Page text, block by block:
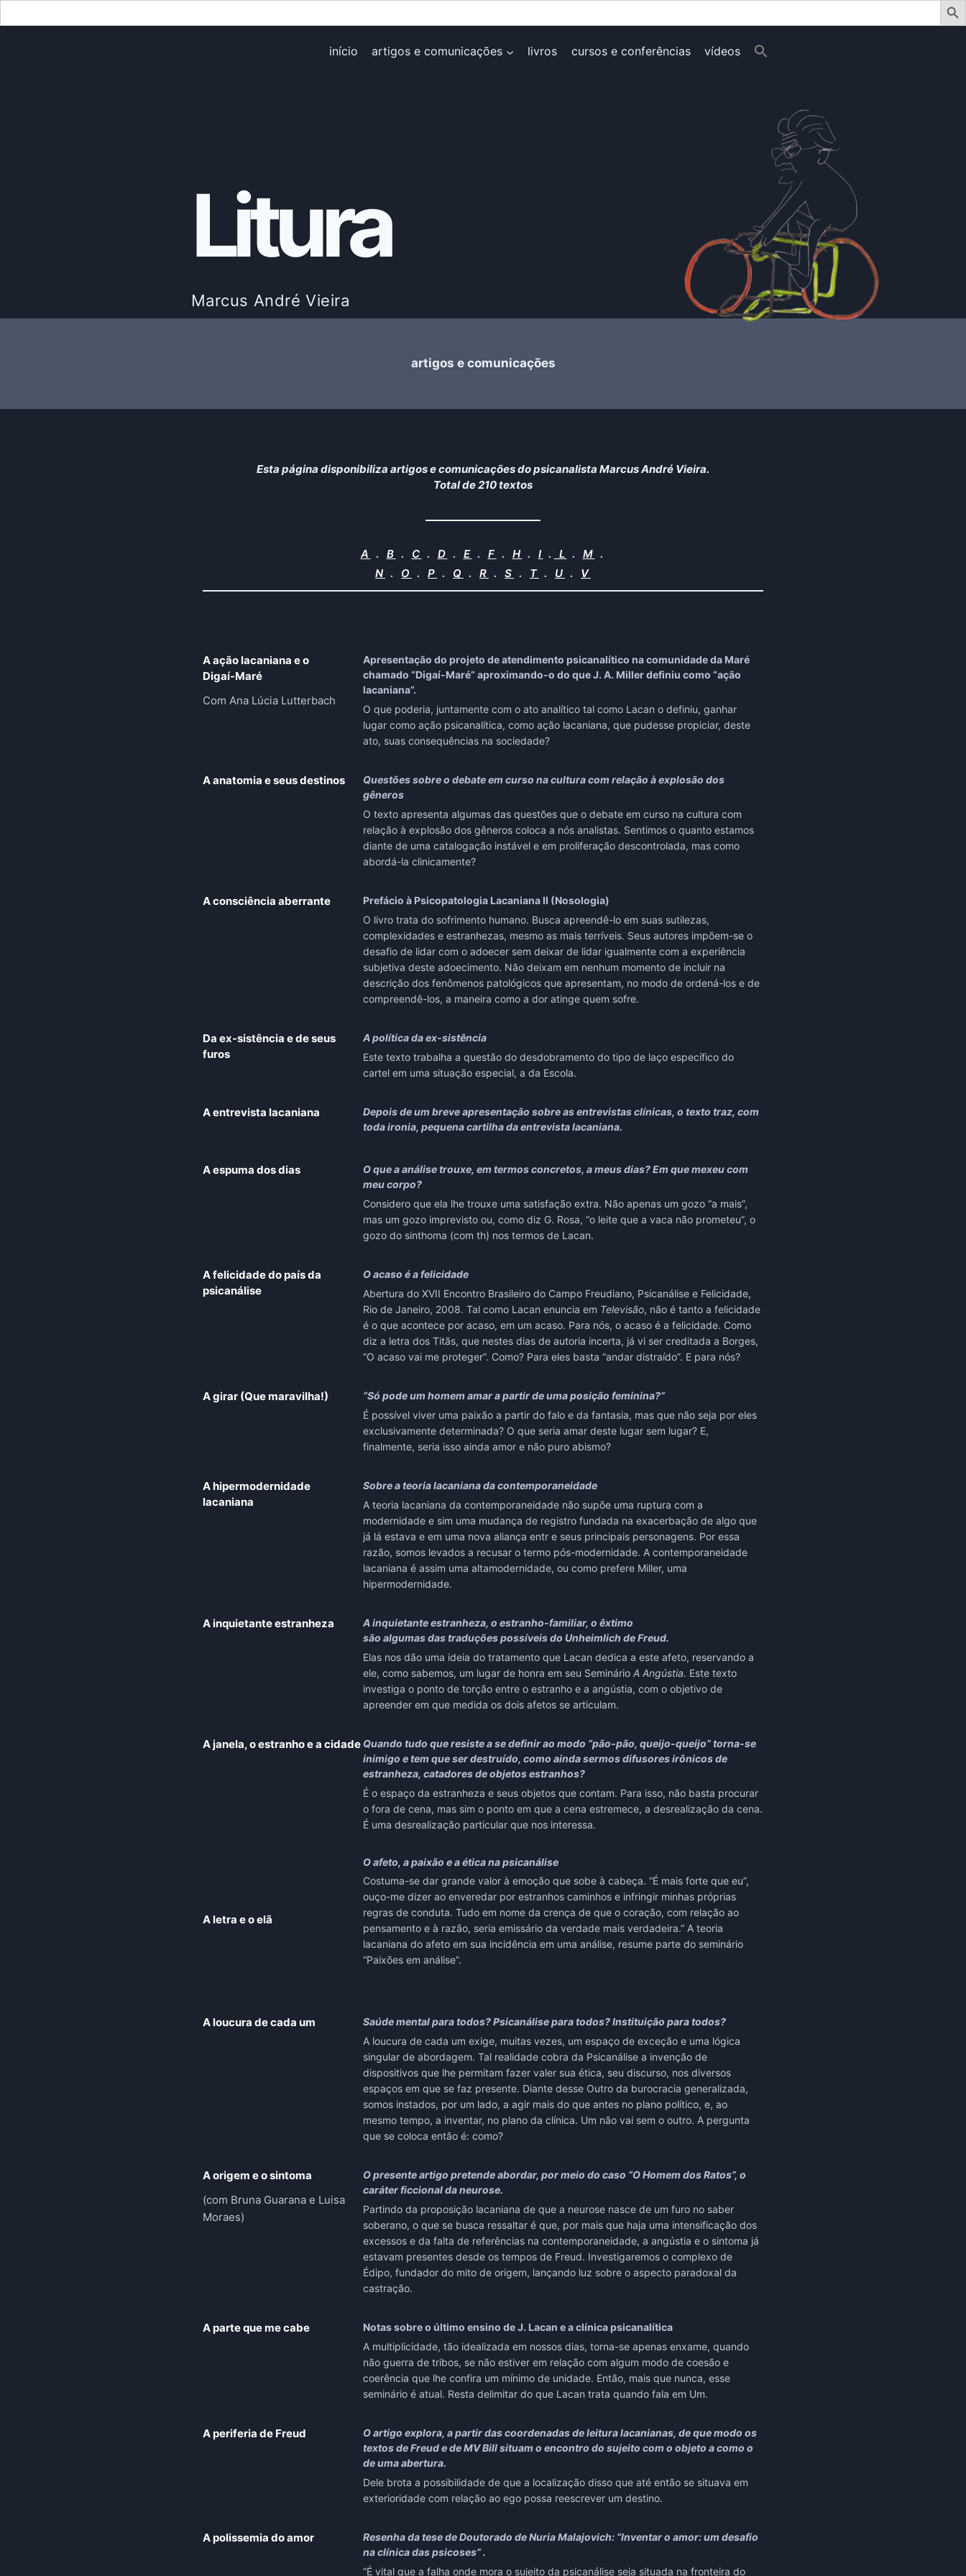
Search
início artigos e comunicações livros cursos e conferências vídeos
Litura
Marcus André Vieira
artigos e comunicações
Esta página disponibiliza artigos e comunicações do psicanalista Marcus André Vieira.
Total de 210 textos
A . B . C . D . E . F . H . I . L . M .
N . O . P . Q . R . S . T . U . V
A ação lacaniana e o
Digaí-Maré
Com Ana Lúcia Lutterbach
Apresentação do projeto de atendimento psicanalítico na comunidade da Maré
chamado “Digaí-Maré” aproximando-o do que J. A. Miller definiu como “ação
lacaniana”.
O que poderia, juntamente com o ato analítico tal como Lacan o definiu, ganhar
lugar como ação psicanalítica, como ação lacaniana, que pudesse propiciar, deste
ato, suas consequências na sociedade?
A anatomia e seus destinos
Questões sobre o debate em curso na cultura com relação à explosão dos
gêneros
O texto apresenta algumas das questões que o debate em curso na cultura com
relação à explosão dos gêneros coloca a nós analistas. Sentimos o quanto estamos
diante de uma catalogação instável e em proliferação descontrolada, mas como
abordá-la clinicamente?
A consciência aberrante
Prefácio à Psicopatologia Lacaniana II (Nosologia)
O livro trata do sofrimento humano. Busca apreendê-lo em suas sutilezas,
complexidades e estranhezas, mesmo as mais terríveis. Seus autores impõem-se o
desafio de lidar com o adoecer sem deixar de lidar igualmente com a experiência
subjetiva deste adoecimento. Não deixam em nenhum momento de incluir na
descrição dos fenômenos patológicos que apresentam, no modo de ordená-los e de
compreendê-los, a maneira como a dor atinge quem sofre.
Da ex-sistência e de seus
furos
A política da ex-sistência
Este texto trabalha a questão do desdobramento do tipo de laço específico do
cartel em uma situação especial, a da Escola.
A entrevista lacaniana
Depois de um breve apresentação sobre as entrevistas clínicas, o texto traz, com
toda ironia, pequena cartilha da entrevista lacaniana.
A espuma dos dias
O que a análise trouxe, em termos concretos, a meus dias? Em que mexeu com
meu corpo?
Considero que ela lhe trouxe uma satisfação extra. Não apenas um gozo “a mais”,
mas um gozo imprevisto ou, como diz G. Rosa, “o leite que a vaca não prometeu”, o
gozo do sinthoma (com th) nos termos de Lacan.
A felicidade do país da
psicanálise
O acaso é a felicidade
Abertura do XVII Encontro Brasileiro do Campo Freudiano, Psicanálise e Felicidade,
Rio de Janeiro, 2008. Tal como Lacan enuncia em Televisão, não é tanto a felicidade
é o que acontece por acaso, em um acaso. Para nós, o acaso é a felicidade. Como
diz a letra dos Titãs, que nestes dias de autoria incerta, já vi ser creditada a Borges,
“O acaso vai me proteger”. Como? Para eles basta “andar distraído”. E para nós?
A girar (Que maravilha!)
“Só pode um homem amar a partir de uma posição feminina?”
É possível viver uma paixão a partir do falo e da fantasia, mas que não seja por eles
exclusivamente determinada? O que seria amar deste lugar sem lugar? E,
finalmente, seria isso ainda amor e não puro abismo?
A hipermodernidade
lacaniana
Sobre a teoria lacaniana da contemporaneidade
A teoria lacaniana da contemporaneidade não supõe uma ruptura com a
modernidade e sim uma mudança de registro fundada na exacerbação de algo que
já lá estava e em uma nova aliança entr e seus principais personagens. Por essa
razão, somos levados a recusar o termo pós-modernidade. A contemporaneidade
lacaniana é assim uma altamodernidade, ou como prefere Miller, uma
hipermodernidade.
A inquietante estranheza
A inquietante estranheza, o estranho-familiar, o êxtimo
são algumas das traduções possíveis do Unheimlich de Freud.
Elas nos dão uma ideia do tratamento que Lacan dedica a este afeto, reservando a
ele, como sabemos, um lugar de honra em seu Seminário A Angústia. Este texto
investiga o ponto de torção entre o estranho e a angústia, com o objetivo de
apreender em que medida os dois afetos se articulam.
A janela, o estranho e a cidade Quando tudo que resiste a se definir ao modo “pão-pão, queijo-queijo” torna-se
inimigo e tem que ser destruído, como ainda sermos difusores irônicos de
estranheza, catadores de objetos estranhos?
É o espaço da estranheza e seus objetos que contam. Para isso, não basta procurar
o fora de cena, mas sim o ponto em que a cena estremece, a desrealização da cena.
É uma desrealização particular que nos interessa.
A letra e o elã
O afeto, a paixão e a ética na psicanálise
Costuma-se dar grande valor à emoção que sobe à cabeça. “É mais forte que eu”,
ouço-me dizer ao enveredar por estranhos caminhos e infringir minhas próprias
regras de conduta. Tudo em nome da crença de que o coração, com relação ao
pensamento e à razão, seria emissário da verdade mais verdadeira.” A teoria
lacaniana do afeto em sua incidência em uma análise, resume parte do seminário
“Paixões em análise”.
A loucura de cada um
Saúde mental para todos? Psicanálise para todos? Instituição para todos?
A loucura de cada um exige, muitas vezes, um espaço de exceção e uma lógica
singular de abordagem. Tal realidade cobra da Psicanálise a invenção de
dispositivos que lhe permitam fazer valer sua ética, seu discurso, nos diversos
espaços em que se faz presente. Diante desse Outro da burocracia generalizada,
somos instados, por um lado, a agir mais do que antes no plano político, e, ao
mesmo tempo, a inventar, no plano da clínica. Um não vai sem o outro. A pergunta
que se coloca então é: como?
A origem e o sintoma
(com Bruna Guarana e Luisa
Moraes)
O presente artigo pretende abordar, por meio do caso “O Homem dos Ratos”, o
caráter ficcional da neurose.
Partindo da proposição lacaniana de que a neurose nasce de um furo no saber
soberano, o que se busca ressaltar é que, por mais que haja uma intensificação dos
excessos e da falta de referências na contemporaneidade, a angústia e o sintoma já
estavam presentes desde os tempos de Freud. Investigaremos o complexo de
Édipo, fundador do mito de origem, lançando luz sobre o aspecto paradoxal da
castração.
A parte que me cabe
Notas sobre o último ensino de J. Lacan e a clínica psicanalítica
A multiplicidade, tão idealizada em nossos dias, torna-se apenas enxame, quando
não guerra de tribos, se não estiver em relação com algum modo de coesão e
coerência que lhe confira um mínimo de unidade. Então, mais que nunca, esse
seminário é atual. Resta delimitar do que Lacan trata quando fala em Um.
A periferia de Freud
O artigo explora, a partir das coordenadas de leitura lacanianas, de que modo os
textos de Freud e de MV Bill situam o encontro do sujeito com o objeto a como o
de uma abertura.
Dele brota a possibilidade de que a localização disso que até então se situava em
exterioridade com relação ao ego possa reescrever um destino.
A polissemia do amor
Resenha da tese de Doutorado de Nuria Malajovich: “Inventar o amor: um desafio
na clínica das psicoses” .
“É vital que a falha onde mora o sujeito da psicanálise seja situada na fronteira do